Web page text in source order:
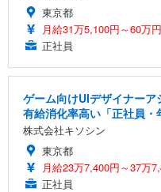
東京都
月給31万5,100円～60万円
正社員
ゲーム向けUIデザイナー
有給消化率高い「正社員
株式会社キソシン
東京都
月給23万7,400円～37万
正社員